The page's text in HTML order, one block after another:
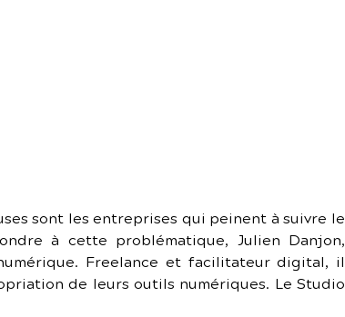
sont les entreprises qui peinent à suivre le
à cette problématique, Julien Danjon,
Freelance et facilitateur digital, il
de leurs outils numériques. Le Studio